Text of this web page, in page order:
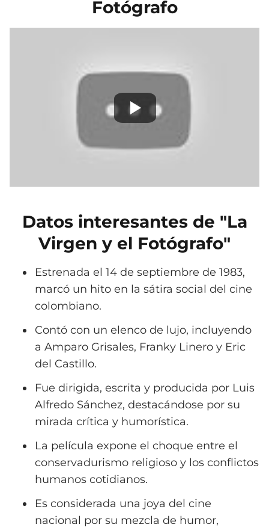
Fotógrafo
Datos interesantes de "La
Virgen y el Fotógrafo"
Estrenada el 14 de septiembre de 1983,
marcó un hito en la sátira social del cine
colombiano.
Contó con un elenco de lujo, incluyendo
a Amparo Grisales, Franky Linero y Eric
del Castillo.
Fue dirigida, escrita y producida por Luis
Alfredo Sánchez, destacándose por su
mirada crítica y humorística.
La película expone el choque entre el
conservadurismo religioso y los conflictos
humanos cotidianos.
Es considerada una joya del cine
nacional por su mezcla de humor,